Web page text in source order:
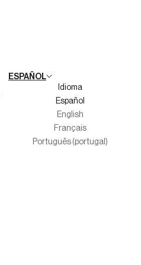
ESPAÑOL
Idioma
Español
English
Français
Português (portugal)